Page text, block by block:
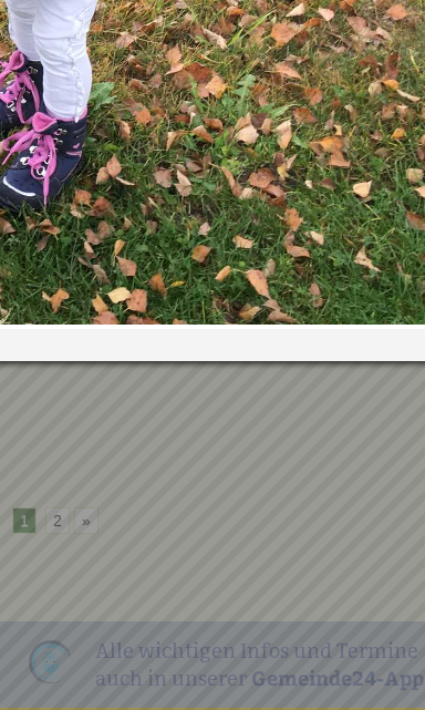
»
1 2
Alle wichtigen Infos und Termine
auch in unserer Gemeinde24-App